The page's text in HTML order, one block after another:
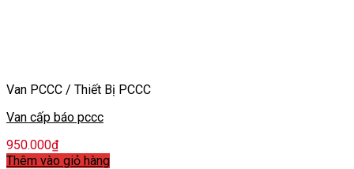
Van PCCC / Thiết Bị PCCC
Van cấp báo pccc
950.000₫
Thêm vào giỏ hàng